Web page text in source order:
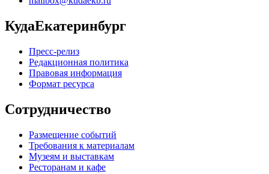
КудаЕкатеринбург
Пресс-релиз
Редакционная политика
Правовая информация
Формат ресурса
Сотрудничество
Размещение событий
Требования к материалам
Музеям и выставкам
Ресторанам и кафе